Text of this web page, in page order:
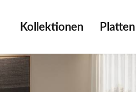
Kollektionen Platten